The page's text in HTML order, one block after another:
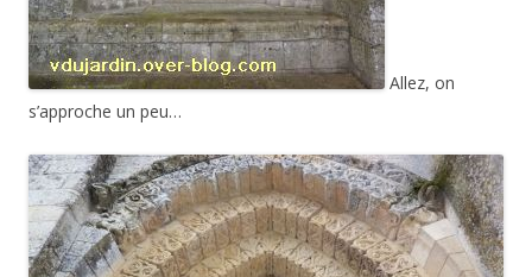
Allez, on
s’approche un peu…